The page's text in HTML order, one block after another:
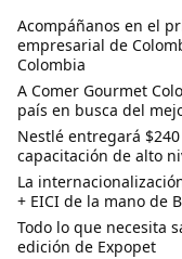
Acompáñanos en el
empresarial de
Colombia
A Comer Gourmet
país en busca del
Nestlé entregará
capacitación de alto
La
+ EICI de la mano de
Todo lo que necesita
edición de Expopet